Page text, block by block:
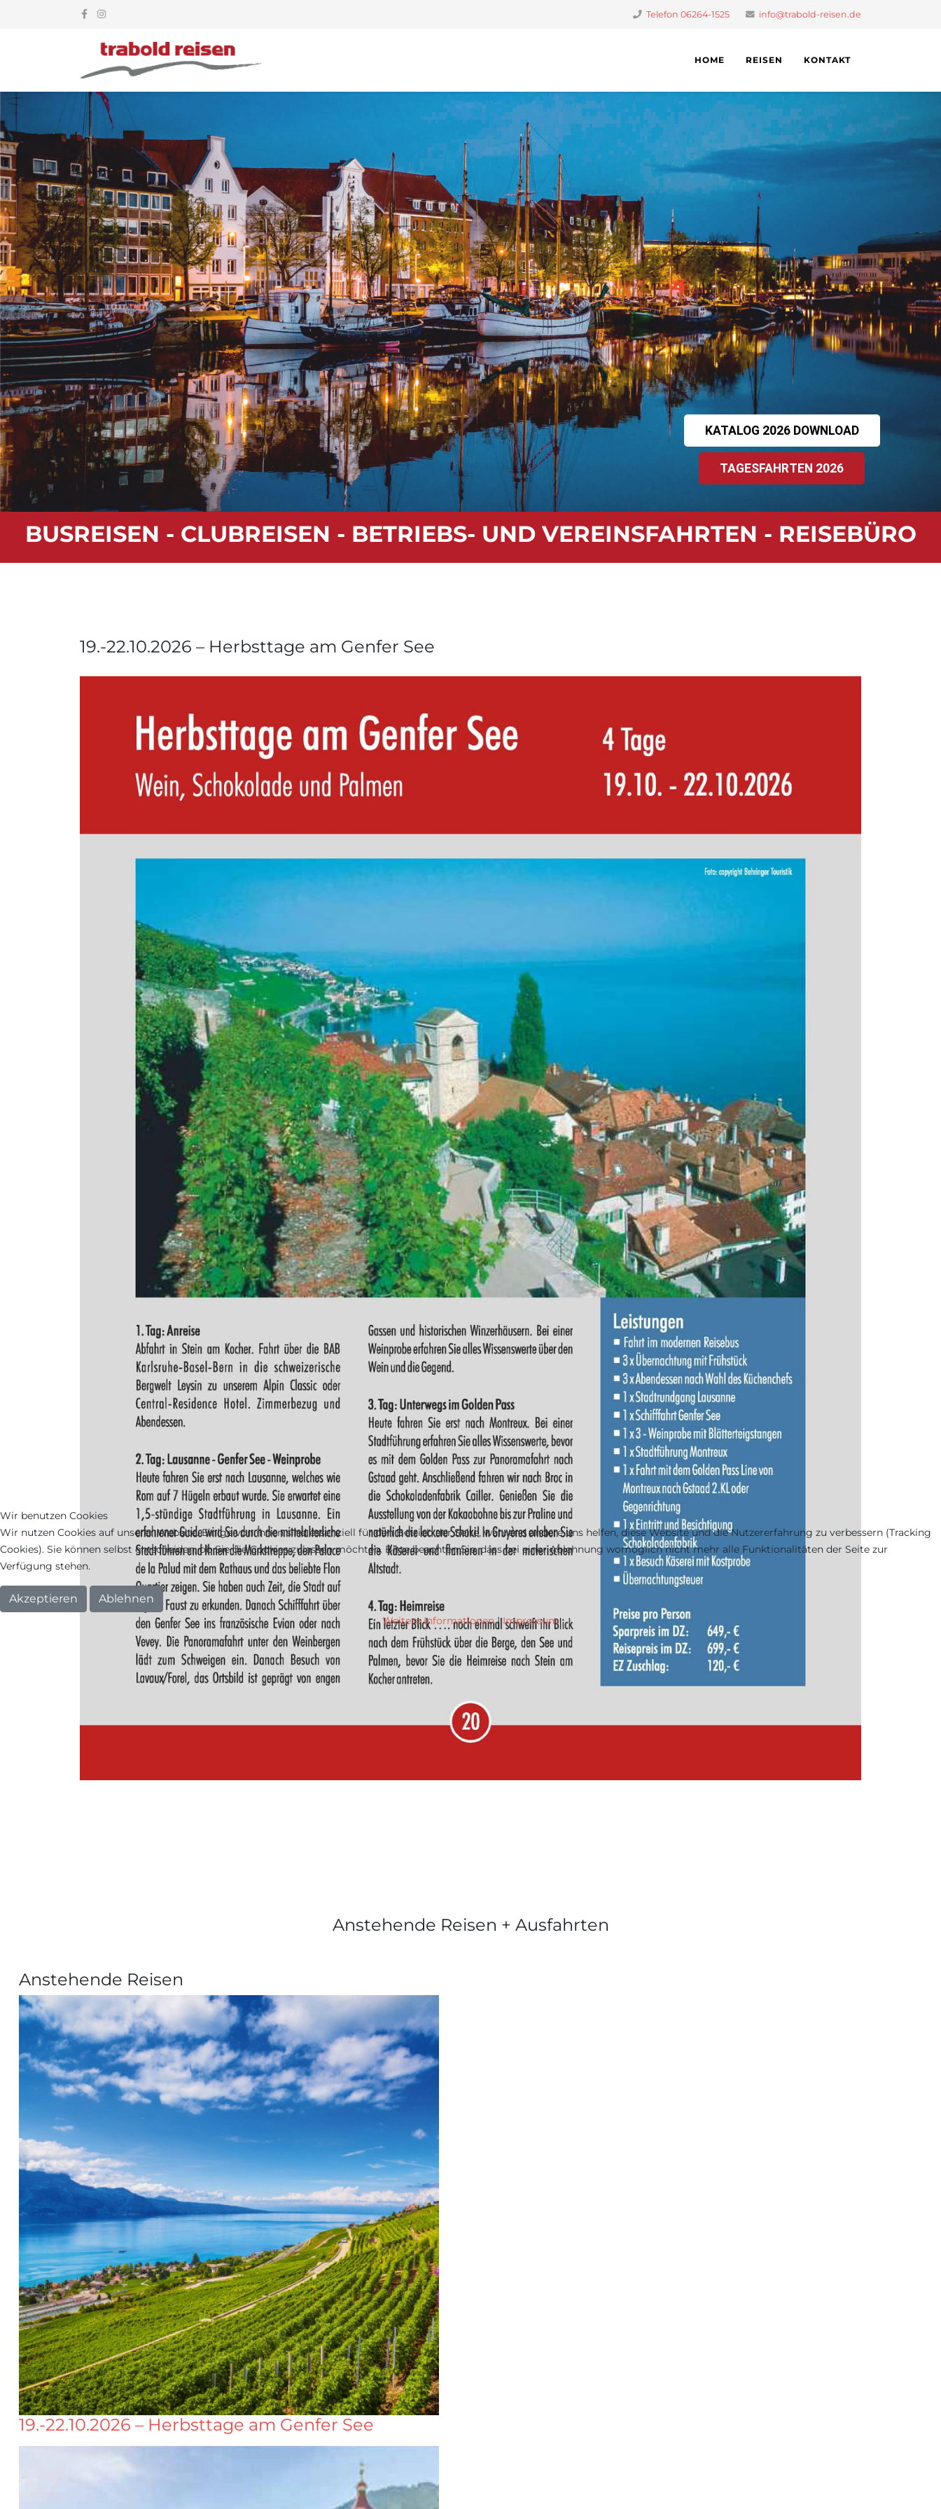
Telefon 06264-1525 info@trabold-reisen.de
HOME REISEN KONTAKT
KATALOG 2026 DOWNLOAD
TAGESFAHRTEN 2026
BUSREISEN - CLUBREISEN - BETRIEBS- UND VEREINSFAHRTEN - REISEBÜRO
19.-22.10.2026 – Herbsttage am Genfer See
Anstehende Reisen + Ausfahrten
Anstehende Reisen
19.-22.10.2026 – Herbsttage am Genfer See
Wir benutzen Cookies
Wir nutzen Cookies auf unserer Website. Einige von ihnen sind essenziell für den Betrieb der Seite, während andere uns helfen, diese Website und die Nutzererfahrung zu verbessern (Tracking
Cookies). Sie können selbst entscheiden, ob Sie die Cookies zulassen möchten. Bitte beachten Sie, dass bei einer Ablehnung womöglich nicht mehr alle Funktionalitäten der Seite zur
Verfügung stehen.
Akzeptieren Ablehnen
Weitere Informationen|Impressum